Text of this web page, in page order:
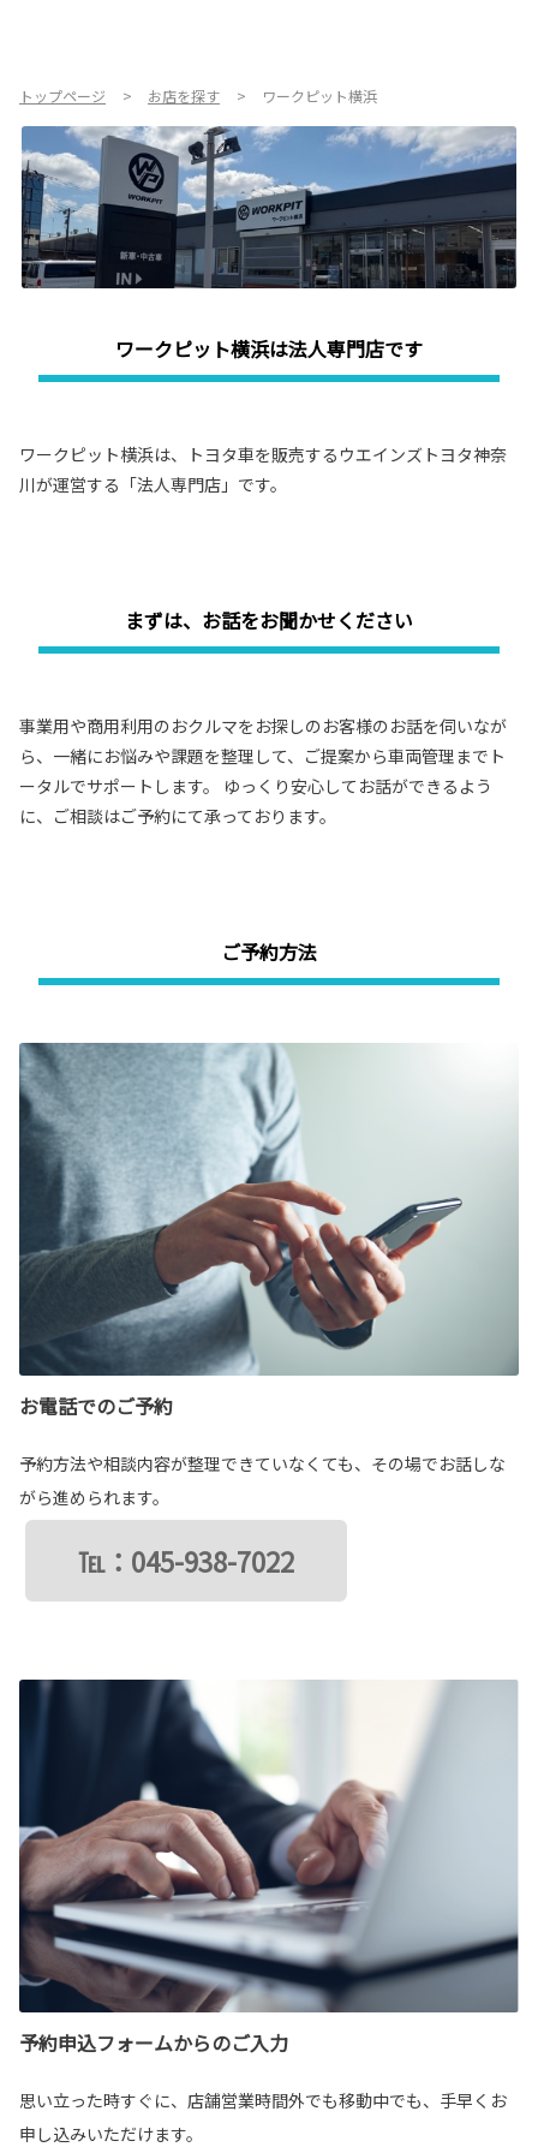
新車を探す
中古車を探す
点検・整備をする
新車購入ガイド
お得情報
企業情報
採用情報
法人のお客様
[受付]24時間,365日対応
0800-080-5365
トップページ お店を探す ワークピット横浜
ワークピット横浜は法人専門店です
ワークピット横浜は、トヨタ車を販売するウエインズトヨタ神奈
川が運営する「法人専門店」です。
まずは、お話をお聞かせください
事業用や商用利用のおクルマをお探しのお客様のお話を伺いなが
ら、一緒にお悩みや課題を整理して、ご提案から車両管理までト
ータルでサポートします。 ゆっくり安心してお話ができるよう
に、ご相談はご予約にて承っております。
ご予約方法
お電話でのご予約
予約方法や相談内容が整理できていなくても、その場でお話しな
がら進められます。
℡：045-938-7022
予約申込フォームからのご入力
思い立った時すぐに、店舗営業時間外でも移動中でも、手早くお
申し込みいただけます。